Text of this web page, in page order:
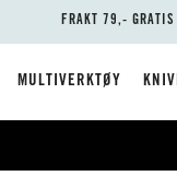
FRAKT 79,-
MULTIVERKTØY